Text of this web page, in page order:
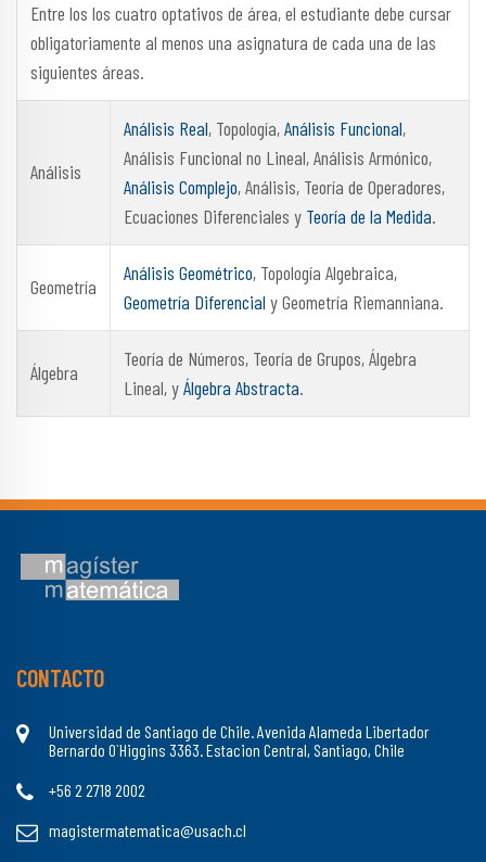
Entre los los cuatro optativos de área, el estudiante debe cursar
obligatoriamente al menos una asignatura de cada una de las
siguientes áreas.
Análisis
Análisis Real, Topología,Análisis Funcional,
Análisis Funcional no Lineal, Análisis Armónico,
Análisis Complejo, Análisis, Teoría de Operadores,
Ecuaciones Diferenciales y Teoría de la Medida.
Geometría
Análisis Geométrico, Topología Algebraica,
Geometría Diferencial y Geometría Riemanniana.
Álgebra
Teoría de Números, Teoría de Grupos, Álgebra
Lineal, yÁlgebra Abstracta.
CONTACTO
Universidad de Santiago de Chile. Avenida Alameda Libertador
Bernardo O`Higgins 3363. Estacion Central, Santiago, Chile
+56 2 2718 2002
magistermatematica@usach.cl